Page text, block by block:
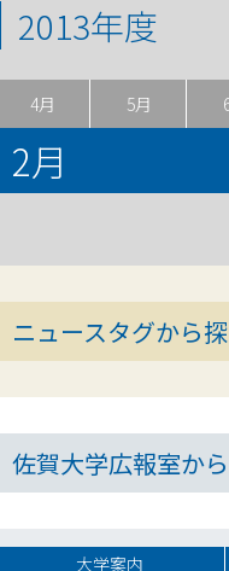
2013年度
4月 5月
2月
ニュースタグから
佐賀大学広報室か
大学案内